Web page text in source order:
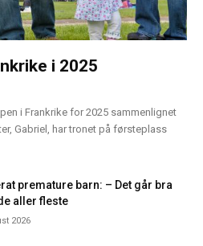
i 2025
i Frankrike for 2025 sammenlignet
Gabriel, har tronet på førsteplass
premature barn: – Det går bra
aller fleste
2026